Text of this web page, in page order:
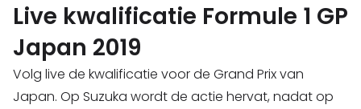
Live kwalificatie Formule 1 GP
Japan 2019
Volg live de kwalificatie voor de Grand Prix van
Japan. Op Suzuka wordt de actie hervat, nadat op